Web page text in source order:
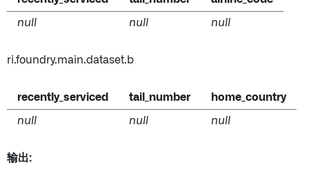
null null null
ri.foundry.main.dataset.b
recently_serviced tail_number home_country
null null null
输出: